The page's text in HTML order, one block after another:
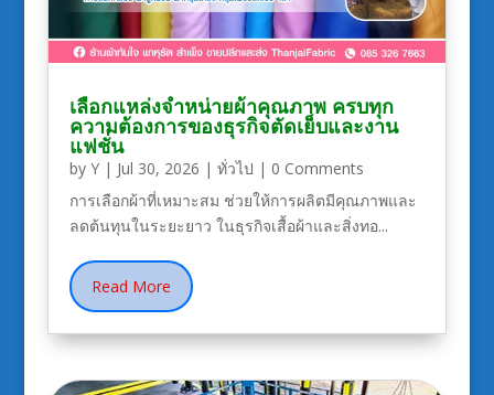
เลือกแหล่งจำหน่ายผ้าคุณภาพ ครบทุก
ความต้องการของธุรกิจตัดเย็บและงาน
แฟชั่น
by Y| Jul 30, 2026 | ทั่วไป | 0 Comments
การเลือกผ้าที่เหมาะสม ช่วยให้การผลิตมีคุณภาพและ
ลดต้นทุนในระยะยาว ในธุรกิจเสื้อผ้าและสิ่งทอ...
Read More